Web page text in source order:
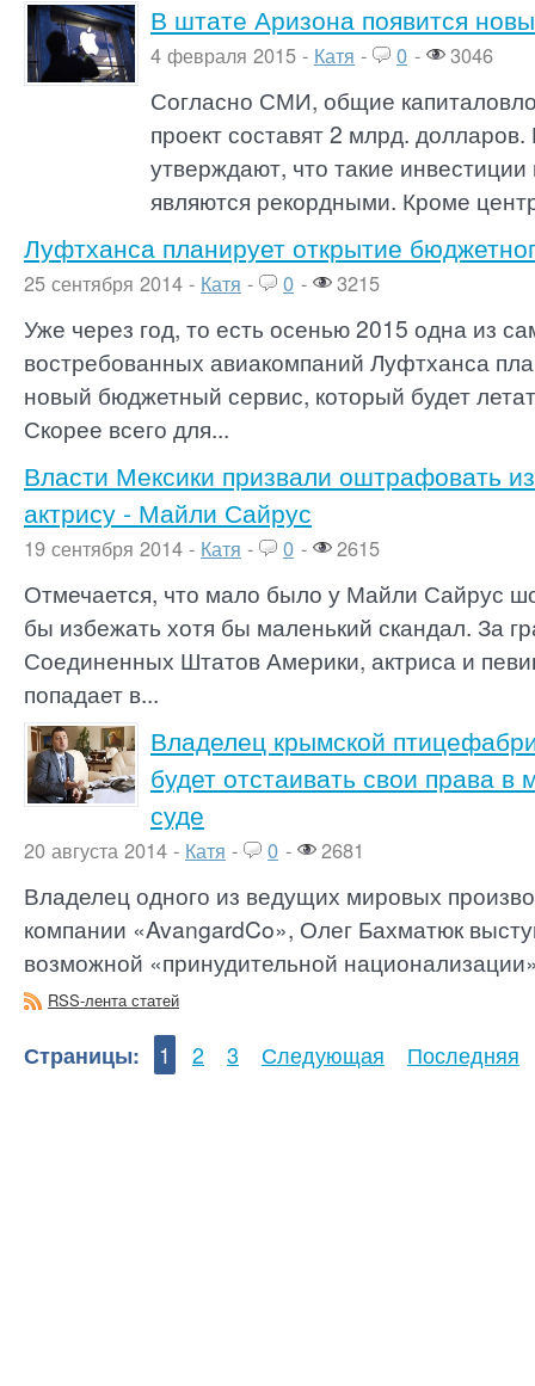
В штате Аризона появится
4 февраля 2015 - Катя - 0 - 3046
Согласно СМИ, общие
проект составят 2 млрд.
утверждают, что такие инвестиции
являются рекордными. Кроме
Луфтханса планирует открытие
25 сентября 2014 - Катя - 0 - 3215
Уже через год, то есть осенью 2015 одна из
востребованных авиакомпаний Луфтханса
новый бюджетный сервис, который будет
Скорее всего для...
Власти Мексики призвали оштрафовать
актрису - Майли Сайрус
19 сентября 2014 - Катя - 0 - 2615
Отмечается, что мало было у Майли Сайрус
бы избежать хотя бы маленький скандал. За
Соединенных Штатов Америки, актриса и
попадает в...
Владелец крымской
будет отстаивать свои права
суде
20 августа 2014 - Катя - 0 - 2681
Владелец одного из ведущих мировых
компании «AvangardCo», Олег Бахматюк
возможной «принудительной
RSS-лента статей
Страницы: 1 2 3 Следующая Последняя